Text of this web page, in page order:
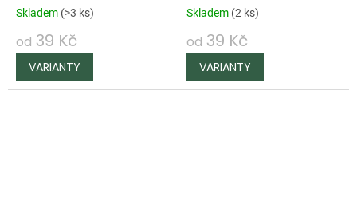
Skladem (>3 ks)
od 39 Kč
Skladem (2 ks)
od 39 Kč